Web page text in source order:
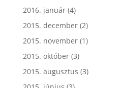
2016. január(4)
2015. december(2)
2015. november(1)
2015. október(3)
2015. augusztus (3)